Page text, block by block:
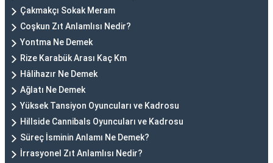
Çakmakçı Sokak Meram
Coşkun Zıt Anlamlısı Nedir?
Yontma Ne Demek
Rize Karabük Arası Kaç Km
Hâlihazır Ne Demek
Ağlatı Ne Demek
Yüksek Tansiyon Oyuncuları ve Kadrosu
Hillside Cannibals Oyuncuları ve Kadrosu
Süreç İsminin Anlamı Ne Demek?
İrrasyonel Zıt Anlamlısı Nedir?